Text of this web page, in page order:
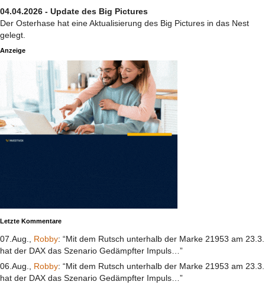
04.04.2026 - Update des Big Pictures
Der Osterhase hat eine Aktualisierung des Big Pictures in das Nest
gelegt.
Anzeige
Letzte Kommentare
07.Aug., Robby: “Mit dem Rutsch unterhalb der Marke 21953 am 23.3.
hat der DAX das Szenario Gedämpfter Impuls…”
06.Aug., Robby: “Mit dem Rutsch unterhalb der Marke 21953 am 23.3.
hat der DAX das Szenario Gedämpfter Impuls…”